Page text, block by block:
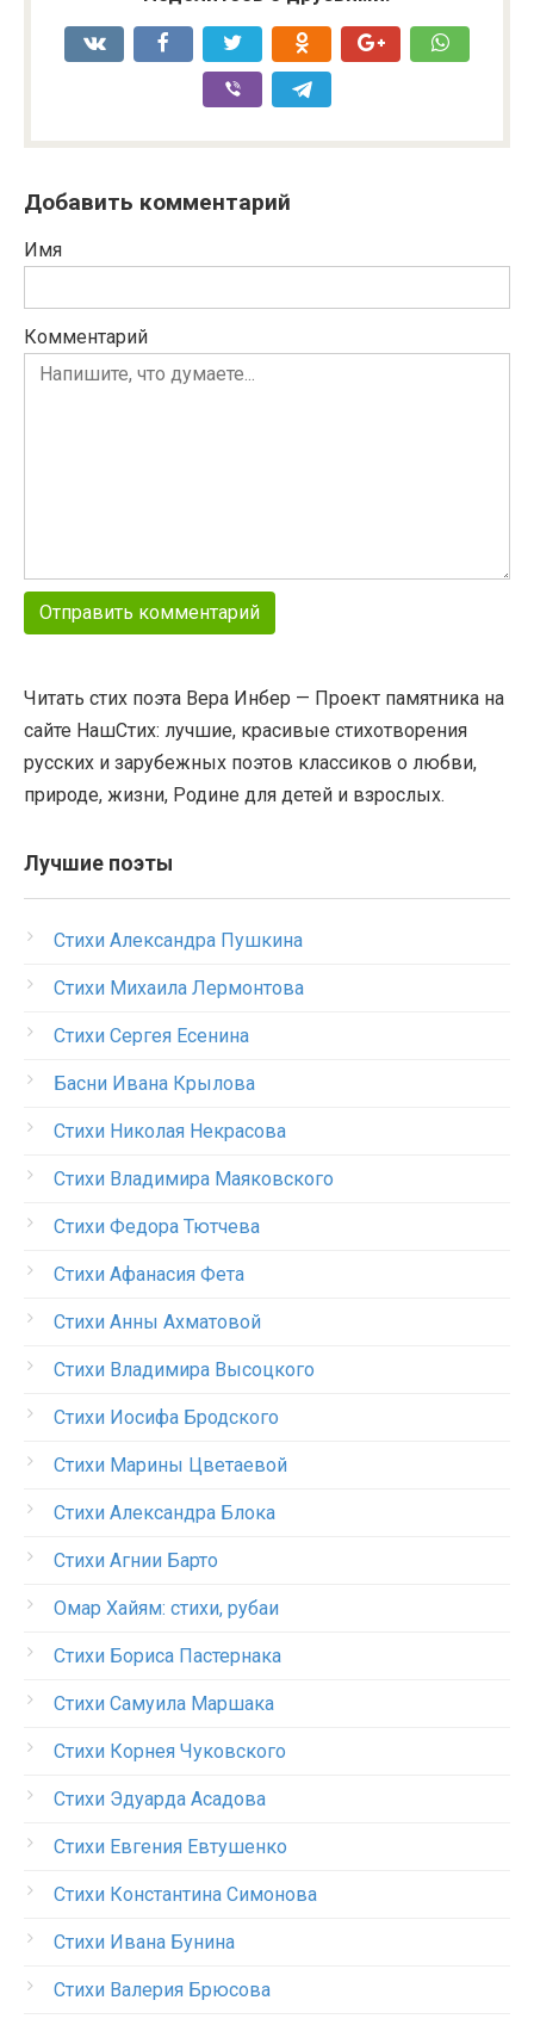
Добавить комментарий
Имя
Комментарий
Читать стих поэта Вера Инбер — Проект памятника на
сайте НашСтих: лучшие, красивые стихотворения
русских и зарубежных поэтов классиков о любви,
природе, жизни, Родине для детей и взрослых.
Лучшие поэты
Стихи Александра Пушкина
Стихи Михаила Лермонтова
Стихи Сергея Есенина
Басни Ивана Крылова
Стихи Николая Некрасова
Стихи Владимира Маяковского
Стихи Федора Тютчева
Стихи Афанасия Фета
Стихи Анны Ахматовой
Стихи Владимира Высоцкого
Стихи Иосифа Бродского
Стихи Марины Цветаевой
Стихи Александра Блока
Стихи Агнии Барто
Омар Хайям: стихи, рубаи
Стихи Бориса Пастернака
Стихи Самуила Маршака
Стихи Корнея Чуковского
Стихи Эдуарда Асадова
Стихи Евгения Евтушенко
Стихи Константина Симонова
Стихи Ивана Бунина
Стихи Валерия Брюсова